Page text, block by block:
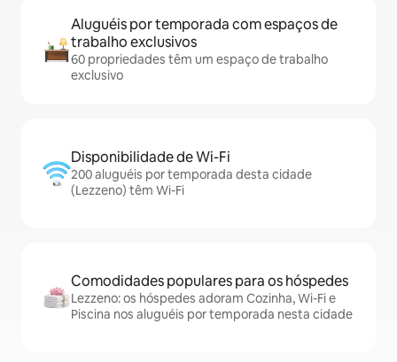
Aluguéis por temporada com espaços de
trabalho exclusivos
60 propriedades têm um espaço de trabalho
exclusivo
Disponibilidade de Wi-Fi
200 aluguéis por temporada desta cidade
(Lezzeno) têm Wi-Fi
Comodidades populares para os hóspedes
Lezzeno: os hóspedes adoram Cozinha, Wi-Fi e
Piscina nos aluguéis por temporada nesta cidade